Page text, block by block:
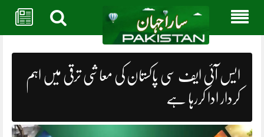
ایس آئی ایف سی پاکستان کی معاشی ترقی میں اہم
کردار ادا کررہا ہے